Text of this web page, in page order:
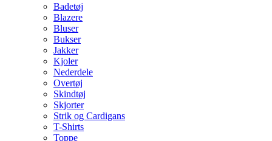
Badetøj
Blazere
Bluser
Bukser
Jakker
Kjoler
Nederdele
Overtøj
Skindtøj
Skjorter
Strik og Cardigans
T-Shirts
Toppe